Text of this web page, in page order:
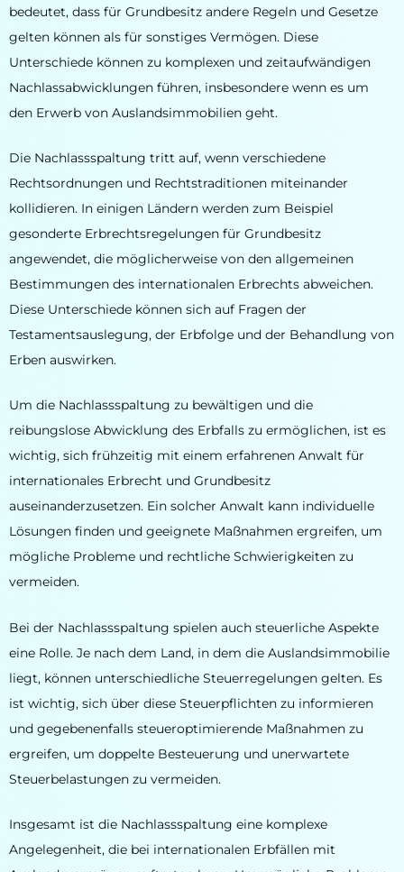
bedeutet, dass für Grundbesitz andere Regeln und Gesetze
gelten können als für sonstiges Vermögen. Diese
Unterschiede können zu komplexen und zeitaufwändigen
Nachlassabwicklungen führen, insbesondere wenn es um
den Erwerb von Auslandsimmobilien geht.
Die Nachlassspaltung tritt auf, wenn verschiedene
Rechtsordnungen und Rechtstraditionen miteinander
kollidieren. In einigen Ländern werden zum Beispiel
gesonderte Erbrechtsregelungen für Grundbesitz
angewendet, die möglicherweise von den allgemeinen
Bestimmungen des internationalen Erbrechts abweichen.
Diese Unterschiede können sich auf Fragen der
Testamentsauslegung, der Erbfolge und der Behandlung von
Erben auswirken.
Um die Nachlassspaltung zu bewältigen und die
reibungslose Abwicklung des Erbfalls zu ermöglichen, ist es
wichtig, sich frühzeitig mit einem erfahrenen Anwalt für
internationales Erbrecht und Grundbesitz
auseinanderzusetzen. Ein solcher Anwalt kann individuelle
Lösungen finden und geeignete Maßnahmen ergreifen, um
mögliche Probleme und rechtliche Schwierigkeiten zu
vermeiden.
Bei der Nachlassspaltung spielen auch steuerliche Aspekte
eine Rolle. Je nach dem Land, in dem die Auslandsimmobilie
liegt, können unterschiedliche Steuerregelungen gelten. Es
ist wichtig, sich über diese Steuerpflichten zu informieren
und gegebenenfalls steueroptimierende Maßnahmen zu
ergreifen, um doppelte Besteuerung und unerwartete
Steuerbelastungen zu vermeiden.
Insgesamt ist die Nachlassspaltung eine komplexe
Angelegenheit, die bei internationalen Erbfällen mit